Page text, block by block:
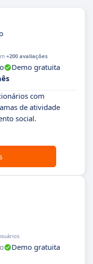
+200 avaliações
Demo gratuita
com
de atividade
social.
Demo gratuita